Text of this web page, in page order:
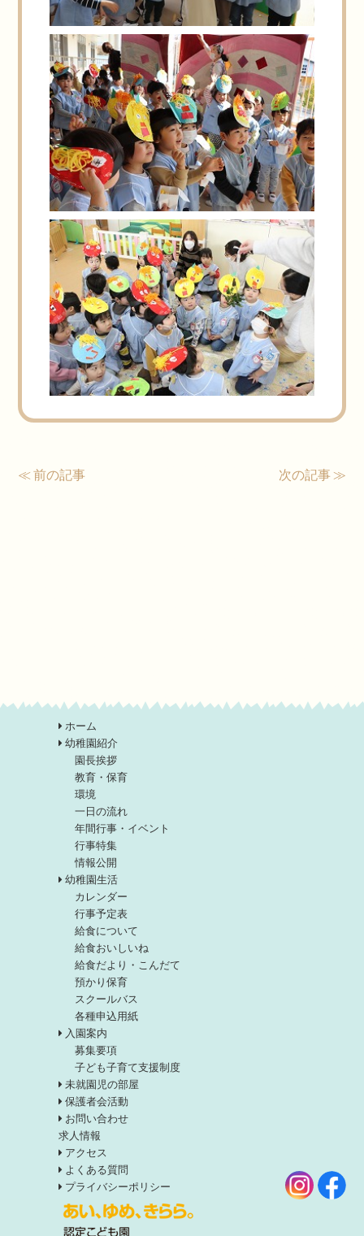
≪ 前の記事 次の記事 ≫
ホーム
幼稚園紹介
園長挨拶
教育・保育
環境
一日の流れ
年間行事・イベント
行事特集
情報公開
幼稚園生活
カレンダー
行事予定表
給食について
給食おいしいね
給食だより・こんだて
預かり保育
スクールバス
各種申込用紙
入園案内
募集要項
子ども子育て支援制度
未就園児の部屋
保護者会活動
お問い合わせ
求人情報
アクセス
よくある質問
プライバシーポリシー